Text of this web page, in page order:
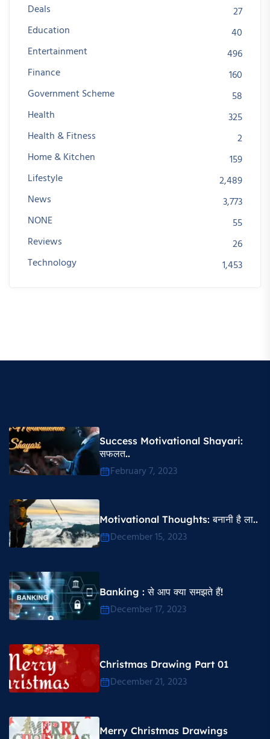
Deals
27
Education
40
Entertainment
496
Finance
160
Government Scheme
58
Health
325
Health & Fitness
2
Home & Kitchen
159
Lifestyle
2,489
News
3,773
NONE
55
Reviews
26
Technology
1,453
Success Motivational Shayari​:
सफलत..
February 7, 2023
Motivational Thoughts​: बनानी है ला..
December 15, 2023
Banking : से आप क्या समझते हैं!
December 17, 2023
Christmas Drawing Part 01
December 21, 2023
Merry Christmas Drawings